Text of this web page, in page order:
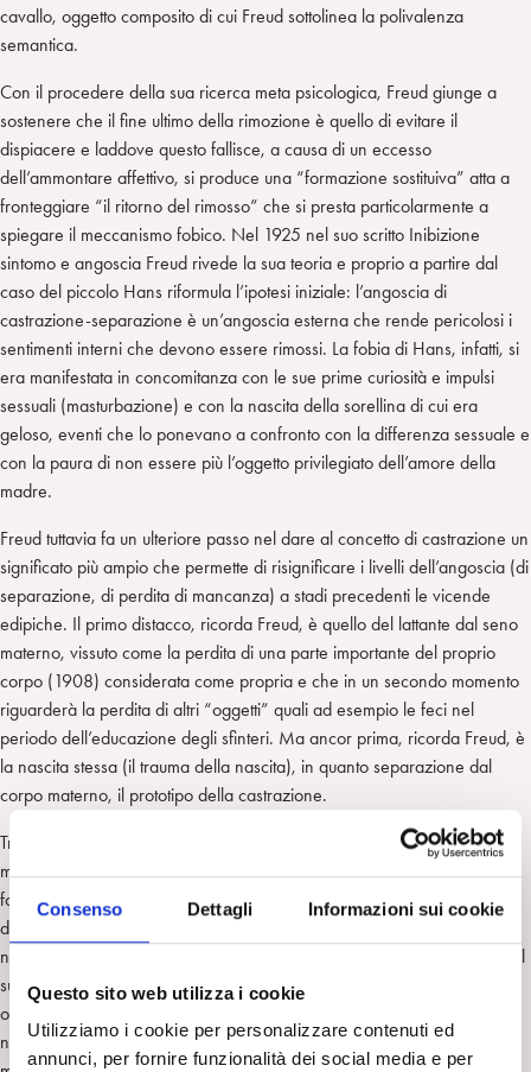
Consenso Dettagli Informazioni sui cookie
Questo sito web utilizza i cookie
Utilizziamo i cookie per personalizzare contenuti ed
annunci, per fornire funzionalità dei social media e per
cavallo, oggetto composito di cui Freud sottolinea la polivalenza
semantica.
Con il procedere della sua ricerca meta psicologica, Freud giunge a
sostenere che il fine ultimo della rimozione è quello di evitare il
dispiacere e laddove questo fallisce, a causa di un eccesso
dell’ammontare affettivo, si produce una “formazione sostituiva” atta a
fronteggiare “il ritorno del rimosso” che si presta particolarmente a
spiegare il meccanismo fobico. Nel 1925 nel suo scritto Inibizione
sintomo e angoscia Freud rivede la sua teoria e proprio a partire dal
caso del piccolo Hans riformula l’ipotesi iniziale: l’angoscia di
castrazione-separazione è un’angoscia esterna che rende pericolosi i
sentimenti interni che devono essere rimossi. La fobia di Hans, infatti, si
era manifestata in concomitanza con le sue prime curiosità e impulsi
sessuali (masturbazione) e con la nascita della sorellina di cui era
geloso, eventi che lo ponevano a confronto con la differenza sessuale e
con la paura di non essere più l’oggetto privilegiato dell’amore della
madre.
Freud tuttavia fa un ulteriore passo nel dare al concetto di castrazione un
significato più ampio che permette di risignificare i livelli dell’angoscia (di
separazione, di perdita di mancanza) a stadi precedenti le vicende
edipiche. Il primo distacco, ricorda Freud, è quello del lattante dal seno
materno, vissuto come la perdita di una parte importante del proprio
corpo (1908) considerata come propria e che in un secondo momento
riguarderà la perdita di altri “oggetti” quali ad esempio le feci nel
periodo dell’educazione degli sfinteri. Ma ancor prima, ricorda Freud, è
la nascita stessa (il trauma della nascita), in quanto separazione dal
corpo materno, il prototipo della castrazione.
Tra gli autori post freudiani, Melanie Klein, pur non avendo trattato in
modo specifico il tema della fobia, ha tuttavia dato un contributo
fondamentale per la comprensione delle nevrosi infantili e, a posteriori,
della psicopatologia nell’età adulta. L’autrice colloca la fobia nell’adulto
nel quadro più generale dell’angoscia, concetto centrale che percorre il
suo pensiero teorico e che si sviluppa intorno alla teoria delle relazioni
oggettuali. Secondo Melanie Klein le fobie sarebbero l’espressione
nonché la riattualizzazione di angosce primitive che rimandano a